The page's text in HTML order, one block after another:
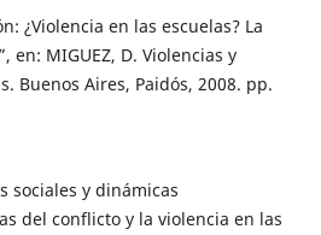
¿Violencia en las escuelas? La
en: MIGUEZ, D. Violencias y
Buenos Aires, Paidós, 2008. pp.
sociales y dinámicas
del conflicto y la violencia en las